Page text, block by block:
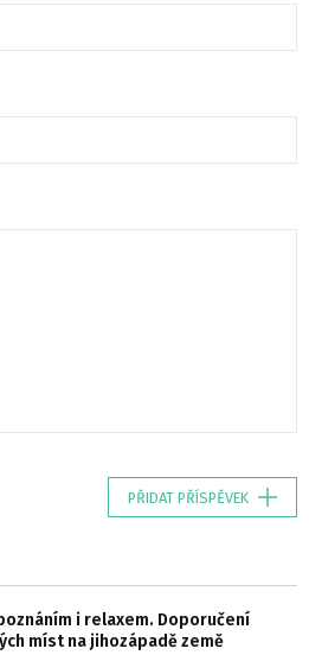
PŘIDAT PŘÍSPĚVEK
i relaxem. Doporučení
míst na jihozápadě země